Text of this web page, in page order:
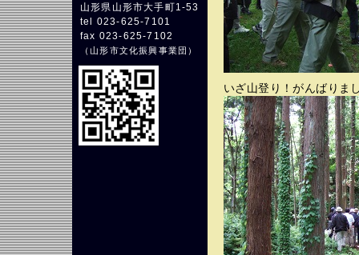
山形県山形市大手町1-53
tel 023-625-7101
fax 023-625-7102
（山形市文化振興事業団 ）
いざ山登り！がんばりま